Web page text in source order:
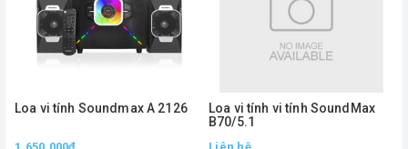
Loa vi tính Soundmax A 2126
Loa vi tính vi tính SoundMax
B70/5.1